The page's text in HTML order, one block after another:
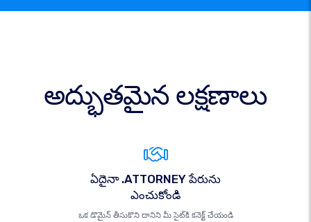
అద్భుతమైన లక్షణాలు
ఏదైనా .ATTORNEY పేరును
ఎంచుకోండి
ఒక డొమైన్ తీసుకొని దానిని మీ సైట్‌కి కనెక్ట్ చేయండి